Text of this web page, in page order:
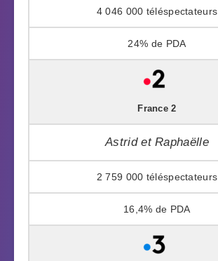
4 046 000
24%
France 2
Astrid et Raphaëlle
2 759 000
16,4%